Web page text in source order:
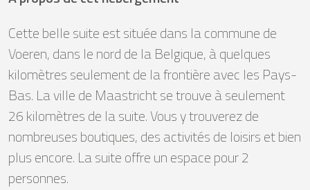
Cette belle suite est située dans la commune de
Voeren, dans le nord de la Belgique, à quelques
kilomètres seulement de la frontière avec les Pays-
Bas. La ville de Maastricht se trouve à seulement
26 kilomètres de la suite. Vous y trouverez de
nombreuses boutiques, des activités de loisirs et bien
plus encore. La suite offre un espace pour 2
personnes.